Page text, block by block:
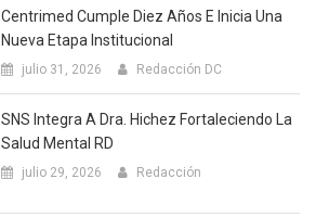
Centrimed Cumple Diez Años E Inicia Una
Nueva Etapa Institucional
julio 31, 2026 Redacción DC
SNS Integra A Dra. Hichez Fortaleciendo La
Salud Mental RD
julio 29, 2026 Redacción